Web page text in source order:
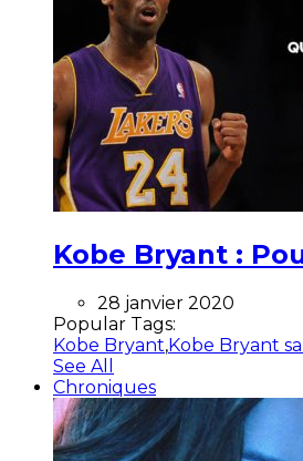
Kobe Bryant :
28 janvier 2020
Popular Tags:
Kobe Bryant,Kobe Bryant
See All
Chroniques